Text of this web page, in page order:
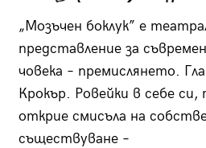
„Мозъчен боклук” е
представление за
човека – премислянето.
Крокър. Ровейки в себе
открие смисъла на
съществуване –